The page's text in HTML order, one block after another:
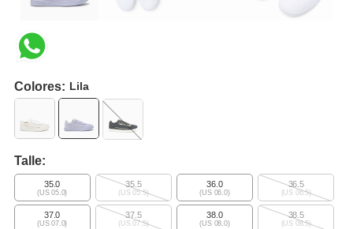
Colores: Lila
Talle:
35.0
(US 05.0)
35.5
(US 05.5)
36.0
(US 06.0)
36.5
(US 06.5)
37.0
(US 07.0)
37.5
(US 07.5)
38.0
(US 08.0)
38.5
(US 08.5)